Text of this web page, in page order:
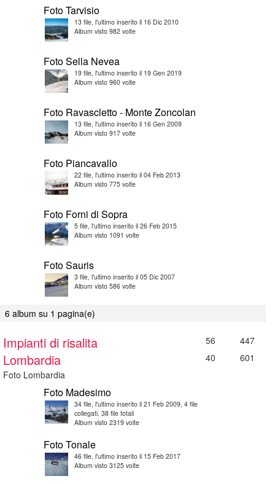
Foto Tarvisio
13 file, l'ultimo inserito il 16 Dic 2010
Album visto 982 volte
Foto Sella Nevea
19 file, l'ultimo inserito il 19 Gen 2019
Album visto 960 volte
Foto Ravascletto - Monte Zoncolan
13 file, l'ultimo inserito il 16 Gen 2009
Album visto 917 volte
Foto Piancavallo
22 file, l'ultimo inserito il 04 Feb 2013
Album visto 775 volte
Foto Forni di Sopra
5 file, l'ultimo inserito il 26 Feb 2015
Album visto 1091 volte
Foto Sauris
3 file, l'ultimo inserito il 05 Dic 2007
Album visto 586 volte
6 album su 1 pagina(e)
Impianti di risalita 56 447
Lombardia
Foto Lombardia
40 601
Foto Madesimo
34 file, l'ultimo inserito il 21 Feb 2009, 4 file
collegati, 38 file totali
Album visto 2319 volte
Foto Tonale
46 file, l'ultimo inserito il 15 Feb 2017
Album visto 3125 volte